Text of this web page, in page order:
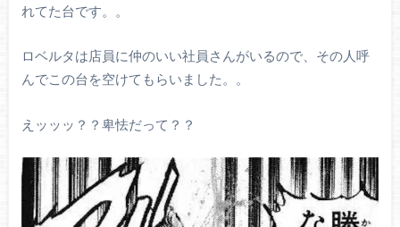
れてた台です。。
ロベルタは店員に仲のいい社員さんがいるので、その人呼
んでこの台を空けてもらいました。。
えッッッ？？卑怯だって？？